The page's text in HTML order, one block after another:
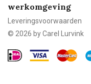
werkomgeving
Leveringsvoorwaarden
© 2026 by Carel Lurvink